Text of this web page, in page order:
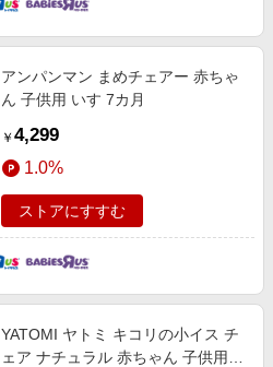
アンパンマン まめチェアー 赤ちゃ
ん 子供用 いす 7カ月
￥ 4,299
1.0%
ストアにすすむ
YATOMI ヤトミ キコリの小イス チ
ェア ナチュラル 赤ちゃん 子供用